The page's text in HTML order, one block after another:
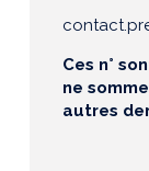
Ces n°
ne
autres